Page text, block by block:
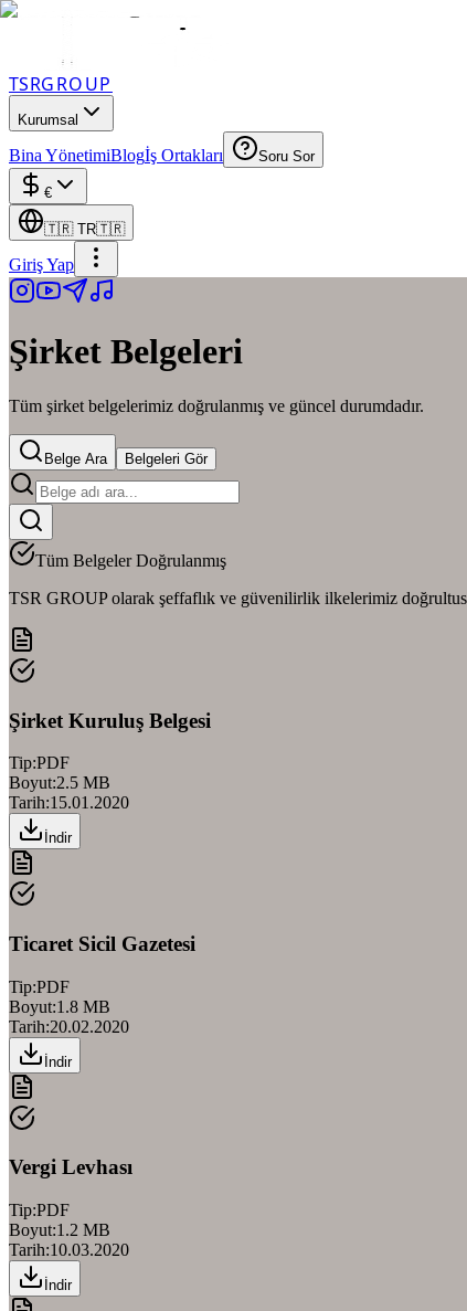
TSRGROUP
Kurumsal
Bina YönetimiBlogİş Ortakları Soru Sor
€
🇹🇷 TR🇹🇷
Giriş Yap
Şirket Belgeleri
Tüm şirket belgelerimiz doğrulanmış ve güncel durumdadır.
Belge Ara Belgeleri Gör
Tüm Belgeler Doğrulanmış
TSR GROUP olarak şeffaflık ve güvenilirlik ilkelerimiz
Şirket Kuruluş Belgesi
Tip:PDF
Boyut:2.5 MB
Tarih:15.01.2020
İndir
Ticaret Sicil Gazetesi
Tip:PDF
Boyut:1.8 MB
Tarih:20.02.2020
İndir
Vergi Levhası
Tip:PDF
Boyut:1.2 MB
Tarih:10.03.2020
İndir